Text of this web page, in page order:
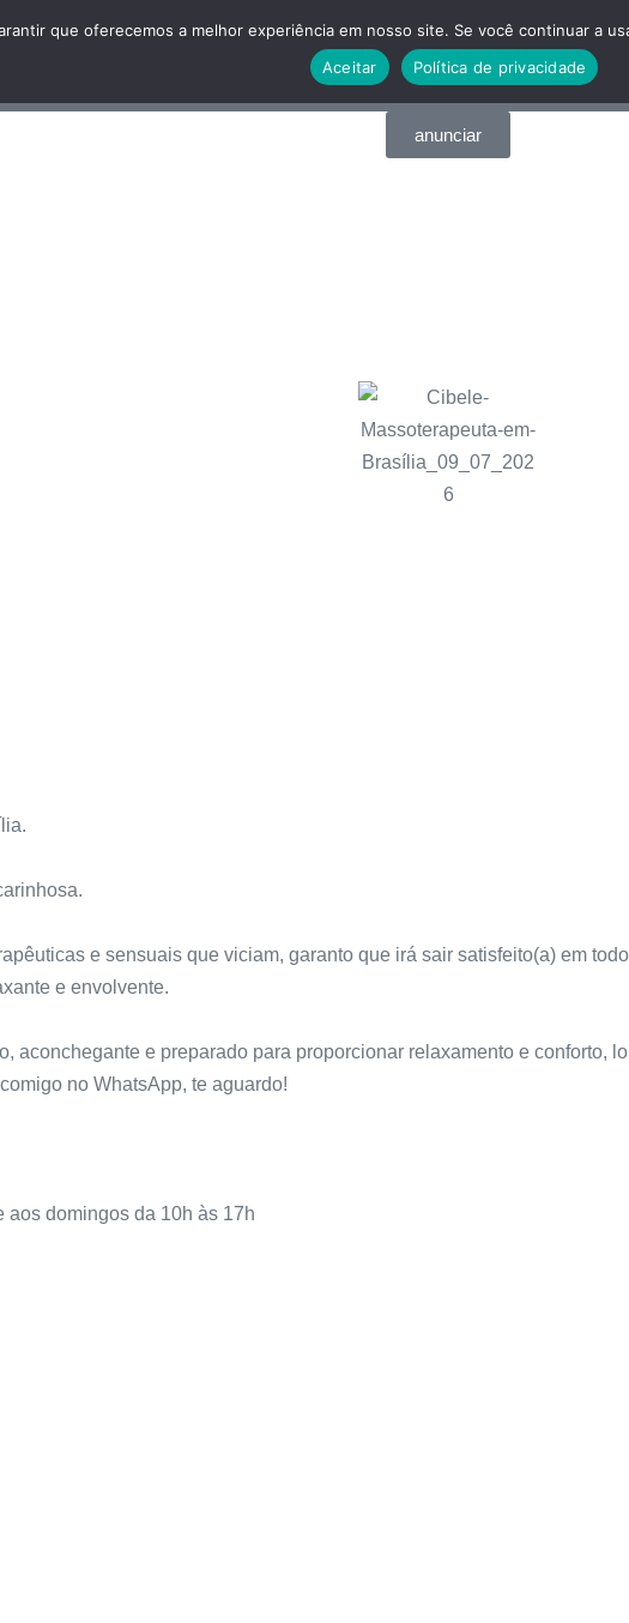
Qual cidade você procura......
anunciar
e sensuais que viciam, garanto que irá sair satisfeito(a) em
e envolvente.
aconchegante e preparado para proporcionar relaxamento e conforto,
no WhatsApp, te aguardo!
aos domingos da 10h às 17h
que oferecemos a melhor experiência em nosso site. Se você continuar a
Aceitar
Política de privacidade